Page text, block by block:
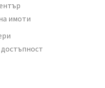
имоти